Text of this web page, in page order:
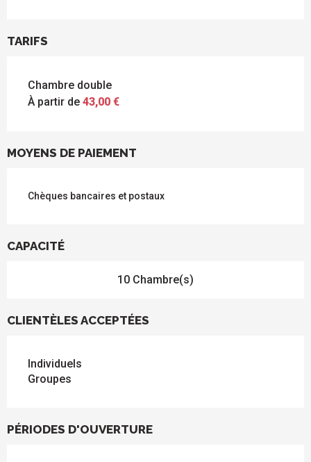
TARIFS
Chambre double
À partir de 43,00 €
MOYENS DE PAIEMENT
Chèques bancaires et postaux
CAPACITÉ
10 Chambre(s)
CLIENTÈLES ACCEPTÉES
Individuels
Groupes
PÉRIODES D'OUVERTURE